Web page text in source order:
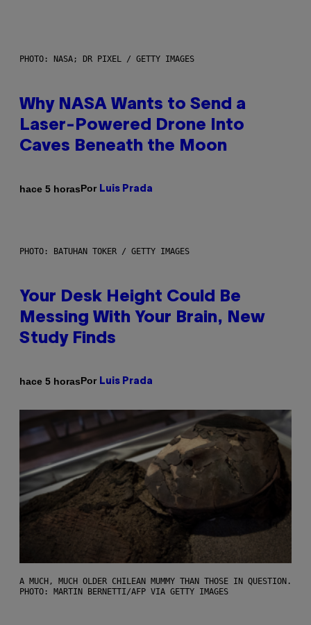
PHOTO: NASA; DR PIXEL / GETTY IMAGES
Why NASA Wants to Send a
Laser-Powered Drone Into
Caves Beneath the Moon
hace 5 horasPor Luis Prada
PHOTO: BATUHAN TOKER / GETTY IMAGES
Your Desk Height Could Be
Messing With Your Brain, New
Study Finds
hace 5 horasPor Luis Prada
A MUCH, MUCH OLDER CHILEAN MUMMY THAN THOSE IN QUESTION.
PHOTO: MARTIN BERNETTI/AFP VIA GETTY IMAGES